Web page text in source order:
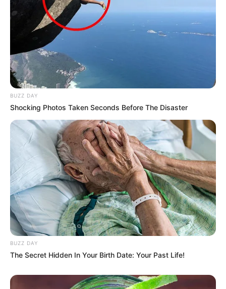
tragédia, amit nem akar elhinni senki..” – írta Stétz
egyik ismerőse a Facebookon. A balesetben egy
idős nőt súlyos-életveszélyes sérülésekkel, egy
gyermeket pedig súlyos sérülésekkel szállítottak
kórházba.
BUZZ DAY
Shocking Photos Taken Seconds Before The Disaster
BUZZ DAY
The Secret Hidden In Your Birth Date: Your Past Life!